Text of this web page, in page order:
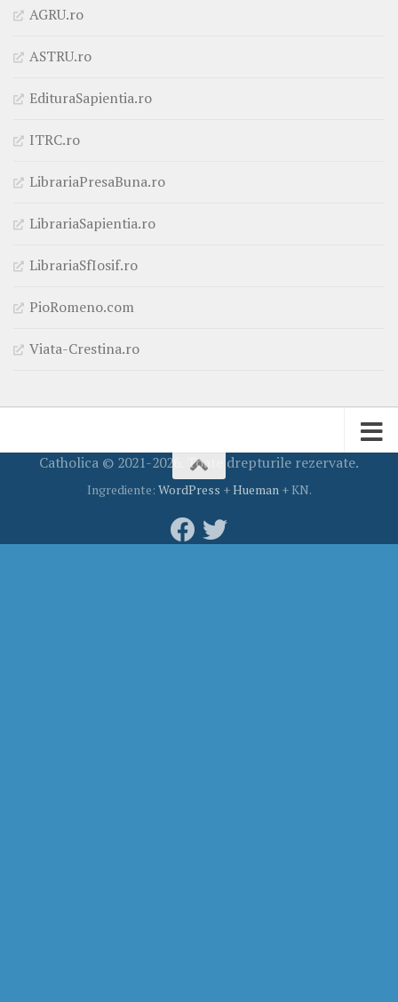
AGRU.ro
ASTRU.ro
EdituraSapientia.ro
ITRC.ro
LibrariaPresaBuna.ro
LibrariaSapientia.ro
LibrariaSfIosif.ro
PioRomeno.com
Viata-Crestina.ro
Catholica © 2021-2026. Toate drepturile rezervate.
Ingrediente: WordPress +Hueman+ KN.